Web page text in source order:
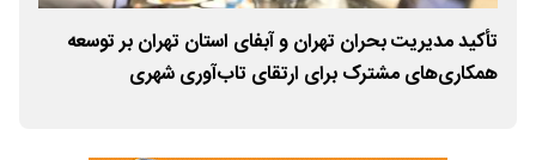
تأکید مدیریت بحران تهران و آبفای استان تهران بر توسعه
همکاری‌های مشترک برای ارتقای تاب‌آوری شهری